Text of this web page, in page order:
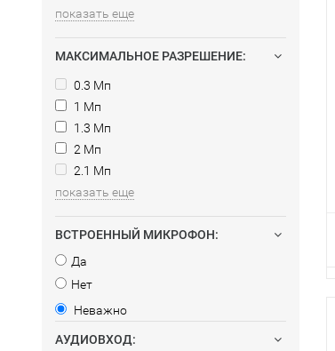
показать еще
МАКСИМАЛЬНОЕ РАЗРЕШЕНИЕ:
0.3 Мп
1 Мп
1.3 Мп
2 Мп
2.1 Мп
показать еще
ВСТРОЕННЫЙ МИКРОФОН:
Да
Нет
Неважно
АУДИОВХОД: